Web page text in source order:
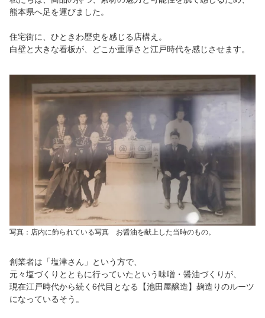
熊本県へ足を運びました。
住宅街に、ひときわ歴史を感じる店構え。
白壁と大きな看板が、どこか重厚さと江戸時代を感じさせます。
写真：店内に飾られている写真 お醤油を献上した当時のもの。
創業者は「塩津さん」という方で、
元々塩づくりとともに行っていたという味噌・醤油づくりが、
現在江戸時代から続く6代目となる【池田屋醸造】麹造りのルーツ
になっているそう。